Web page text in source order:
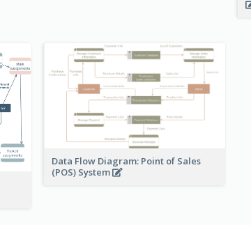
Data Flow Diagram: Point of Sales
(POS) System